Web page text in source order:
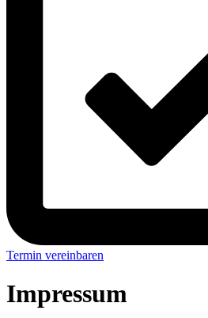
Termin vereinbaren
Impressum